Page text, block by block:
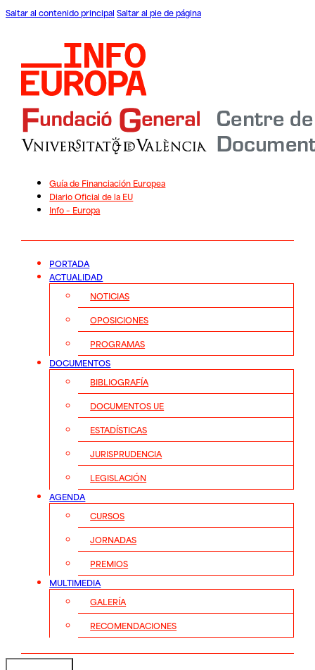
Saltar al contenido principal Saltar al pie de página
Guía de Financiación Europea
Diario Oficial de la EU
Info – Europa
PORTADA
ACTUALIDAD
NOTICIAS
OPOSICIONES
PROGRAMAS
DOCUMENTOS
BIBLIOGRAFÍA
DOCUMENTOS UE
ESTADÍSTICAS
JURISPRUDENCIA
LEGISLACIÓN
AGENDA
CURSOS
JORNADAS
PREMIOS
MULTIMEDIA
GALERÍA
RECOMENDACIONES